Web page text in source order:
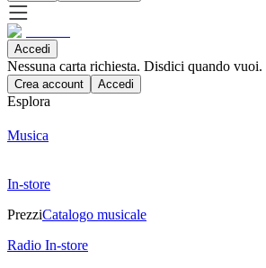
Accedi
Nessuna carta richiesta. Disdici quando vuoi.
Crea account Accedi
Esplora
Musica
In-store
PrezziCatalogo musicale
Radio In-store